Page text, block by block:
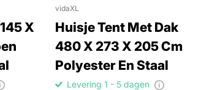
X
vidaXL
Huisje Tent Met Dak
480 X 273 X 205 Cm
Polyester En Staal
Levering 1 - 5 dagen